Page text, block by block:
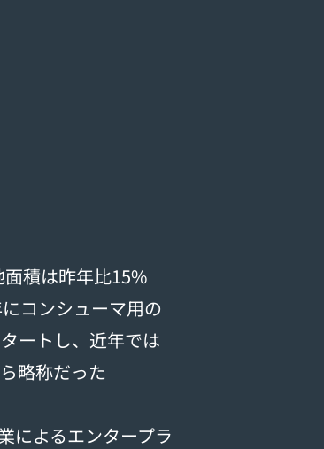
積は昨年比15%
コンシューマ用の
ートし、近年では
略称だった
によるエンタープラ